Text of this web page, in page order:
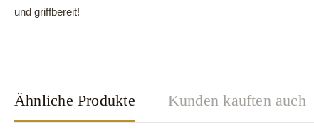
und griffbereit!
Ähnliche Produkte Kunden kauften auch